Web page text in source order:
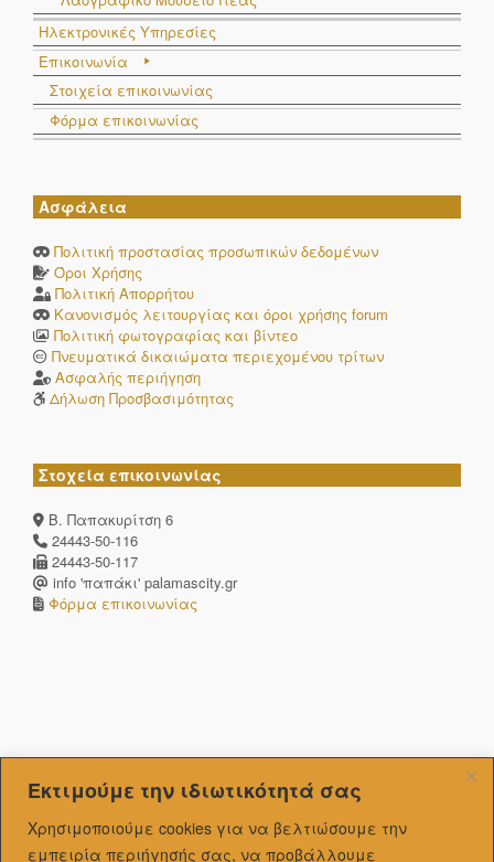
Εκτιμούμε την ιδιωτικότητά σας
Χρησιμοποιούμε cookies για να βελτιώσουμε την
εμπειρία περιήγησής σας, να προβάλλουμε
Ηλεκτρονικές Υπηρεσίες
Επικοινωνία
Στοιχεία επικοινωνίας
Φόρμα επικοινωνίας
Ασφάλεια
Πολιτική προστασίας προσωπικών δεδομένων
Όροι Χρήσης
Πολιτική Απορρήτου
Κανονισμός λειτουργίας και όροι χρήσης forum
Πολιτική φωτογραφίας και βίντεο
Πνευματικά δικαιώματα περιεχομένου τρίτων
Ασφαλής περιήγηση
Δήλωση Προσβασιμότητας
Στοχεία επικοινωνίας
Β. Παπακυρίτση 6
24443-50-116
24443-50-117
info 'παπάκι' palamascity.gr
Φόρμα επικοινωνίας